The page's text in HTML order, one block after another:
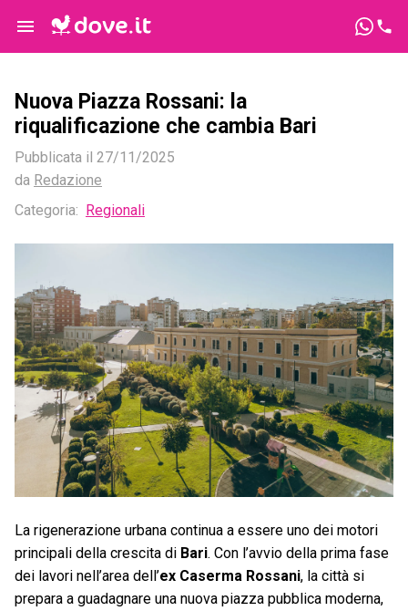
Nuova Piazza Rossani: la
riqualificazione che cambia Bari
Pubblicata il 27/11/2025
da Redazione
Categoria:
Regionali
La rigenerazione urbana continua a essere uno dei motori
principali della crescita di Bari. Con l’avvio della prima fase
dei lavori nell’area dell’ex Caserma Rossani, la città si
prepara a guadagnare una nuova piazza pubblica moderna,